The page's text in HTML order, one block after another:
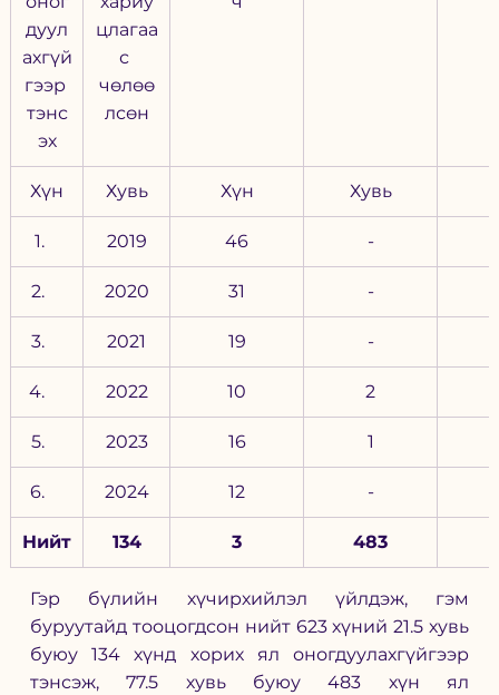
дуул
ахгүй
гээр
тэнс
эх
цлагаа
с
чөлөө
лсөн
Хүн Хувь Хүн Хувь
2019 46 -
2020 31 -
2021 19 -
2022 10 2
2023 16 1
2024 12 -
Нийт 134 3 483
Гэр бүлийн хүчирхийлэл үйлдэж, гэм
буруутайд тооцогдсон нийт 623 хүний 21.5 хувь
буюу 134 хүнд хорих ял оногдуулахгүйгээр
тэнсэж, 77.5 хувь буюу 483 хүн ял